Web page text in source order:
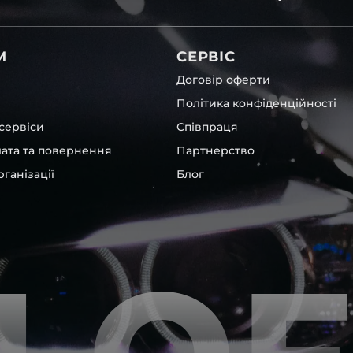
для Skoda , у нас є
та унікальні.
офісі та оптовому
– на всіх
– для швидкої
будь-які
і пару чи комплект.
та повернення
СЕРВІС
Договір оферти
Політика конфіденційності
Співпраця
Партнерство
Блог